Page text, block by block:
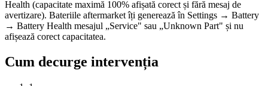
Health (capacitate maximă 100% afișată corect și fără mesaj de
avertizare). Bateriile aftermarket îți generează în Settings → Battery
→ Battery Health mesajul „Service" sau „Unknown Part" și nu
afișează corect capacitatea.
Cum decurge intervenția